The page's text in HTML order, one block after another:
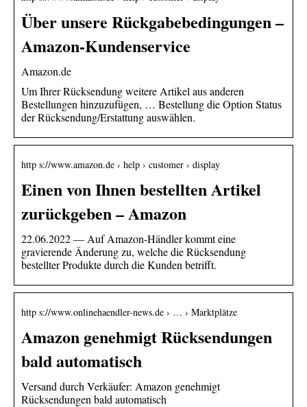
Über unsere Rückgabebedingungen –
Amazon-Kundenservice
Amazon.de
Um Ihrer Rücksendung weitere Artikel aus anderen
Bestellungen hinzuzufügen, … Bestellung die Option Status
der Rücksendung/Erstattung auswählen.
http s://www.amazon.de › help › customer › display
Einen von Ihnen bestellten Artikel
zurückgeben – Amazon
22.06.2022 — Auf Amazon-Händler kommt eine
gravierende Änderung zu, welche die Rücksendung
bestellter Produkte durch die Kunden betrifft.
http s://www.onlinehaendler-news.de › … › Marktplätze
Amazon genehmigt Rücksendungen
bald automatisch
Versand durch Verkäufer: Amazon genehmigt
Rücksendungen bald automatisch